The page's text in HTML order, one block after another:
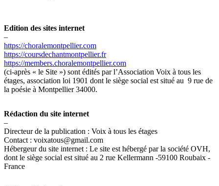
Edition des sites internet
–
https://choralemontpellier.com
https://coursdechantmontpellier.fr
https://members.choralemontpellier.com
(ci-après « le Site ») sont édités par l’Association Voix à tous les
étages, association loi 1901 dont le siège social est situé au 9 rue de
la poésie à Montpellier 34000.
Rédaction du site internet
–
Directeur de la publication : Voix à tous les étages
Contact : voixatous@gmail.com
Hébergeur du site internet : Le site est hébergé par la société OVH,
dont le siège social est situé au 2 rue Kellermann -59100 Roubaix -
France